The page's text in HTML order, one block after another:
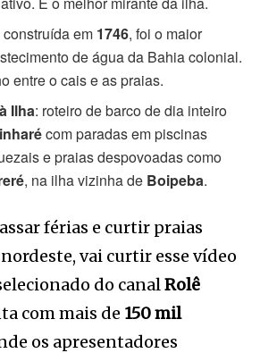
construída em 1746, foi o maior
de água da Bahia colonial.
entre o cais e as praias.
Ilha: roteiro de barco de dia inteiro
com paradas em piscinas
e praias despovoadas como
, na ilha vizinha de Boipeba.
férias e curtir praias
vai curtir esse vídeo
do canalRolê
com mais de 150 mil
os apresentadores